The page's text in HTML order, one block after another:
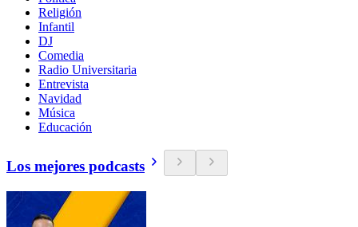
Religión
Infantil
DJ
Comedia
Radio Universitaria
Entrevista
Navidad
Música
Educación
Los mejores podcasts